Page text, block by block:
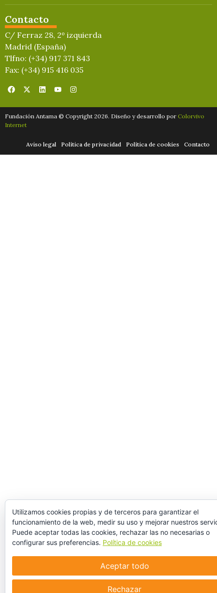
Contacto
C/ Ferraz 28, 2º izquierda
Madrid (España)
Tlfno: (+34) 917 371 843
Fax: (+34) 915 416 035
Fundación Antama © Copyright 2026. Diseño y desarrollo por Colorvivo
Internet
Aviso legal Política de privacidad Política de cookies Contacto
Utilizamos cookies propias y de terceros para garantizar el
funcionamiento de la web, medir su uso y mejorar nuestros
Puede aceptar todas las cookies, rechazar las no necesarias o
configurar sus preferencias. Política de cookies
Aceptar todo
Rechazar